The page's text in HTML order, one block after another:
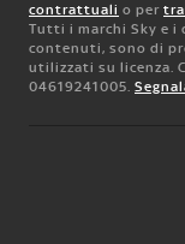
contrattuali o per
Tutti i marchi Sky e
contenuti, sono di
utilizzati su licenza.
04619241005.